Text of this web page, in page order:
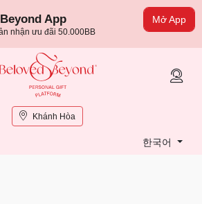
Mở App
App
nhận ưu đãi 50.000BB
Khánh Hòa
한국어